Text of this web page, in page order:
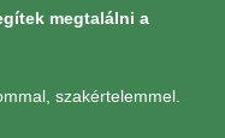
megtalálni a
szakértelemmel.